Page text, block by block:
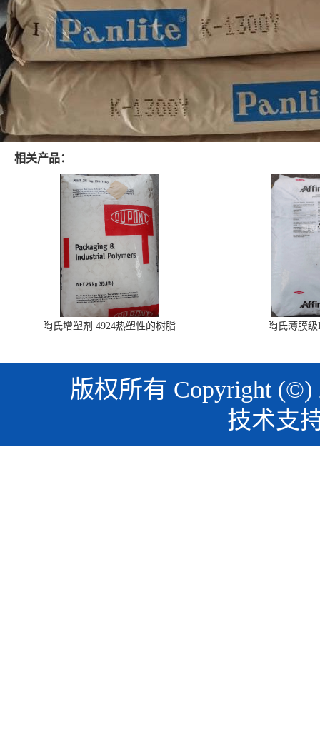
相关产品：
陶氏增塑剂 4924热塑性的树脂 陶氏薄膜级
版权所有 Copyright
技术支